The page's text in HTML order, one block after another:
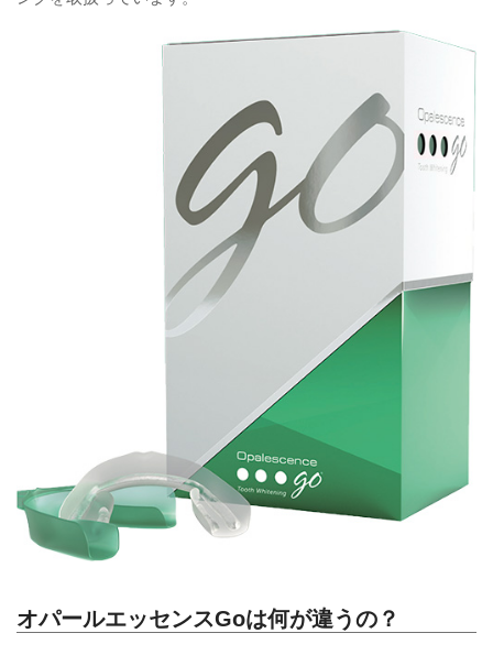
オパールエッセンスGoは何が違うの？